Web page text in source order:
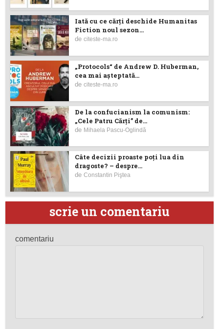
Iată cu ce cărţi deschide Humanitas
Fiction noul sezon...
deciteste-ma.ro
„Protocols“ de Andrew D. Huberman,
cea mai așteptată...
deciteste-ma.ro
De la confucianism la comunism:
„Cele Patru Cărți” de...
de Mihaela Pascu-Oglindă
Câte decizii proaste poţi lua din
dragoste? – despre...
deConstantin Piştea
scrie un comentariu
comentariu